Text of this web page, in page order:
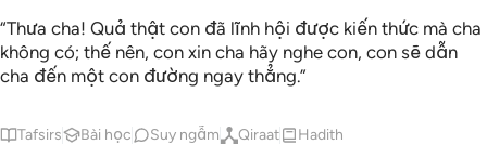
“Thưa cha! Quả thật con đã lĩnh hội được kiến thức mà cha
không có; thế nên, con xin cha hãy nghe con, con sẽ dẫn
cha đến một con đường ngay thẳng.”
Tafsirs Bài học Suy ngẫm Qiraat Hadith